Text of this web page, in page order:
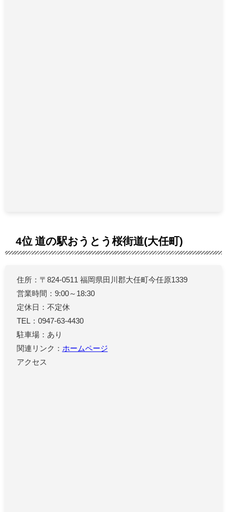
4位 道の駅おうとう桜街道(大任町)
住所：〒824-0511 福岡県田川郡大任町今任原1339
営業時間：9:00～18:30
定休日：不定休
TEL：0947-63-4430
駐車場：あり
関連リンク： ホームページ
アクセス